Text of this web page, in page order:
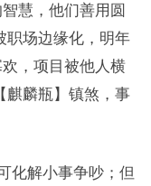
慧，他们善用圆
职场边缘化，明年
，项目被他人横
麒麟瓶】镇煞，事
化解小事争吵；但